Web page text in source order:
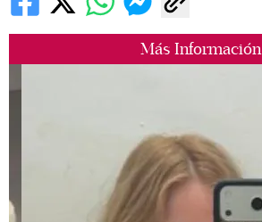
Más Información